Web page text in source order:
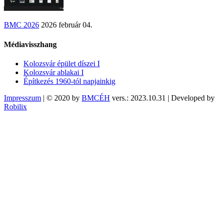
BMC 2026 2026 február 04.
Médiavisszhang
Kolozsvár épület díszei I
Kolozsvár ablakai I
Építkezés 1960-tól napjainkig
Impresszum | © 2020 by BMCÉH vers.: 2023.10.31 | Developed by
Robilix